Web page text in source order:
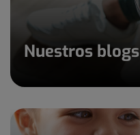
Nuestros blogs